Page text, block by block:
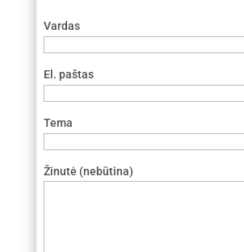
Vardas
El. paštas
Tema
Žinutė (nebūtina)